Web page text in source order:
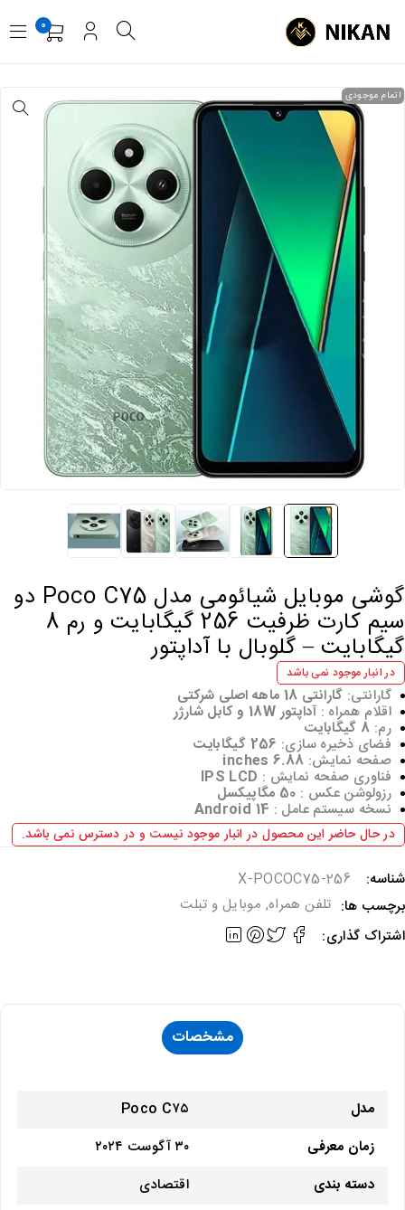
0
اتمام موجودی
گوشی موبایل شیائومی مدل Poco C75 دو
سیم کارت ظرفیت 256 گیگابایت و رم 8
– گلوبال با آداپتور
در انبار موجود نمی باشد
گارانتی: گارانتی 18 ماهه اصلی شرکتی
اقلام همراه : آداپتور 18W و کابل شارژر
رم: 8 گیگابایت
فضای ذخیره سازی: 256 گیگابایت
صفحه نمایش: 6.88 inches
فناوری صفحه‌ نمایش : IPS LCD
رزولوشن عکس : 50 مگاپیکسل
نسخه سیستم عامل : Android 14
در حال حاضر این محصول در انبار موجود نیست و در دسترس نمی باشد.
X-POCOC75-256
ها:
تلفن همراه,موبایل و تبلت
گذاری:
مشخصات
مدل
Poco C۷۵
زمان معرفی
۳۰ آگوست ۲۰۲۴
دسته ‌بندی
اقتصادی